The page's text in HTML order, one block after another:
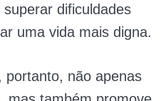
dificuldades
uma vida mais digna.
portanto, não apenas